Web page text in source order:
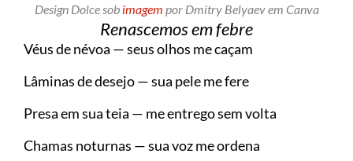
Design Dolce sob imagem por Dmitry Belyaev em Canva
Renascemos em febre
Véus de névoa — seus olhos me caçam
Lâminas de desejo — sua pele me fere
Presa em sua teia — me entrego sem volta
Chamas noturnas — sua voz me ordena